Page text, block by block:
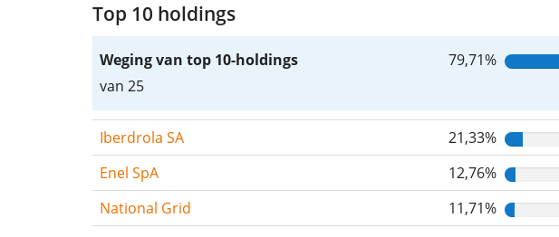
Top 10 holdings
Weging van top 10-holdings
van 25
79,71%
Iberdrola SA
21,33%
Enel SpA
12,76%
National Grid
11,71%